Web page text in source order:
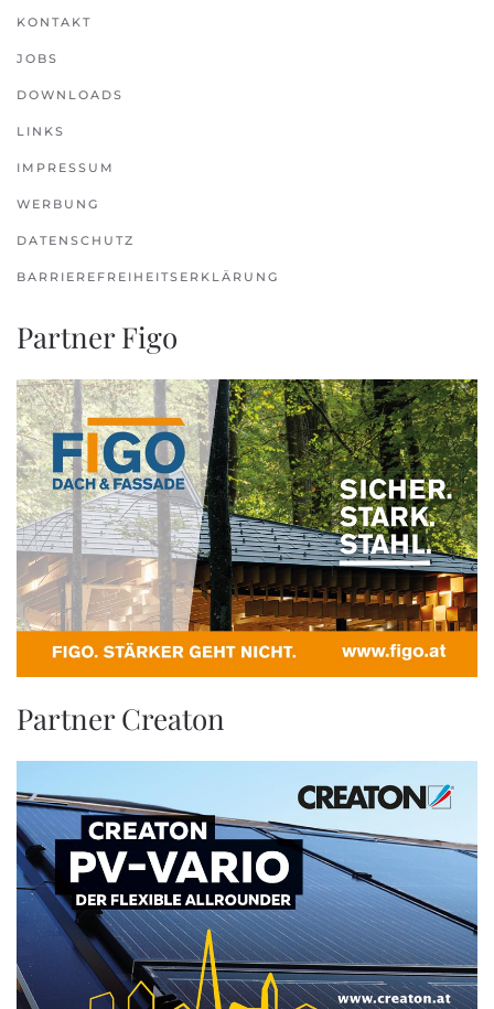
KONTAKT
JOBS
DOWNLOADS
LINKS
IMPRESSUM
WERBUNG
DATENSCHUTZ
BARRIEREFREIHEITSERKLÄRUNG
Partner Figo
Partner Creaton